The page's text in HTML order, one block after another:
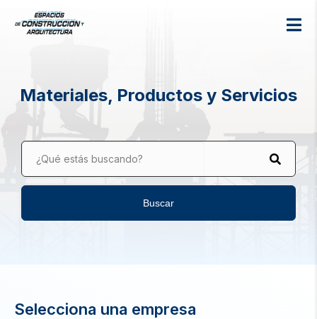
Materiales, Productos y Servicios
¿Qué estás buscando?
Buscar
Selecciona una empresa